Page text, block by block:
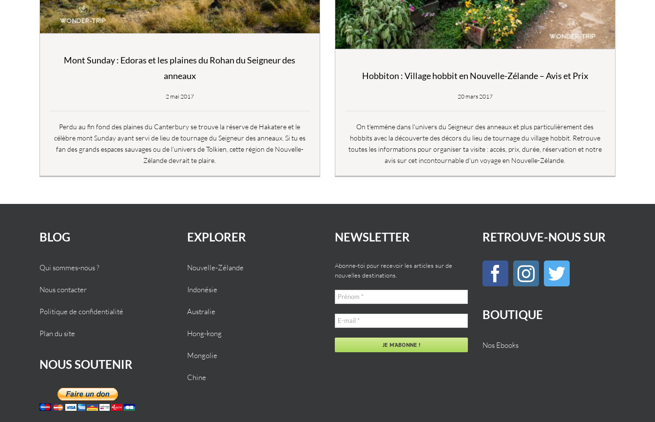
Mont Sunday : Edoras et les plaines du Rohan du Seigneur des
anneaux
2 mai 2017
Perdu au fin fond des plaines du Canterbury se trouve la réserve de Hakatere et le
célèbre mont Sunday ayant servi de lieu de tournage du Seigneur des anneaux. Si tu es
fan des grands espaces sauvages ou de l’univers de Tolkien, cette région de Nouvelle-
Zélande devrait te plaire.
Hobbiton : Village hobbit en Nouvelle-Zélande – Avis et Prix
20 mars 2017
On t'emmène dans l'univers du Seigneur des anneaux et plus particulièrement des
hobbits avec la découverte des décors du lieu de tournage du village hobbit. Retrouve
toutes les informations pour organiser ta visite : accès, prix, durée, réservation et notre
avis sur cet incontournable d'un voyage en Nouvelle-Zélande.
BLOG
Qui sommes-nous ?
Nous contacter
Politique de confidentialité
Plan du site
NOUS SOUTENIR
EXPLORER
Nouvelle-Zélande
Indonésie
Australie
Hong-kong
Mongolie
Chine
NEWSLETTER
Abonne-toi pour recevoir les articles sur de
nouvelles destinations.
Prénom
*
E-
mail
*
RETROUVE-NOUS SUR
BOUTIQUE
Nos Ebooks